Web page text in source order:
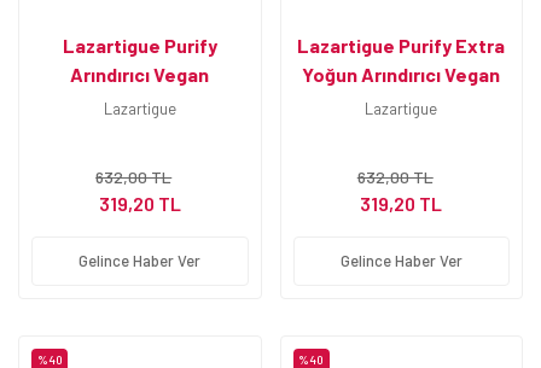
Lazartigue Purify
Arındırıcı Vegan
Şampuan 250 ml
Lazartigue
632,00 TL
319,20 TL
Gelince Haber Ver
Lazartigue Purify Extra
Yoğun Arındırıcı Vegan
Şampuan 250 ml
Lazartigue
632,00 TL
319,20 TL
Gelince Haber Ver
%40 %40